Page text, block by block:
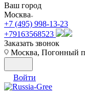
Ваш город
Москва
+7 (495) 998-13-23
+79163568523
Заказать звонок
Москва, Погонный
Войти